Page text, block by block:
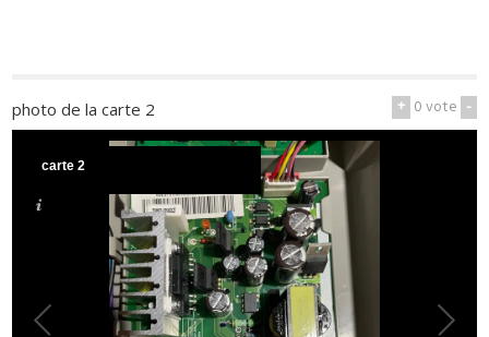
+ 0vote -
photo de la carte 2
carte 2